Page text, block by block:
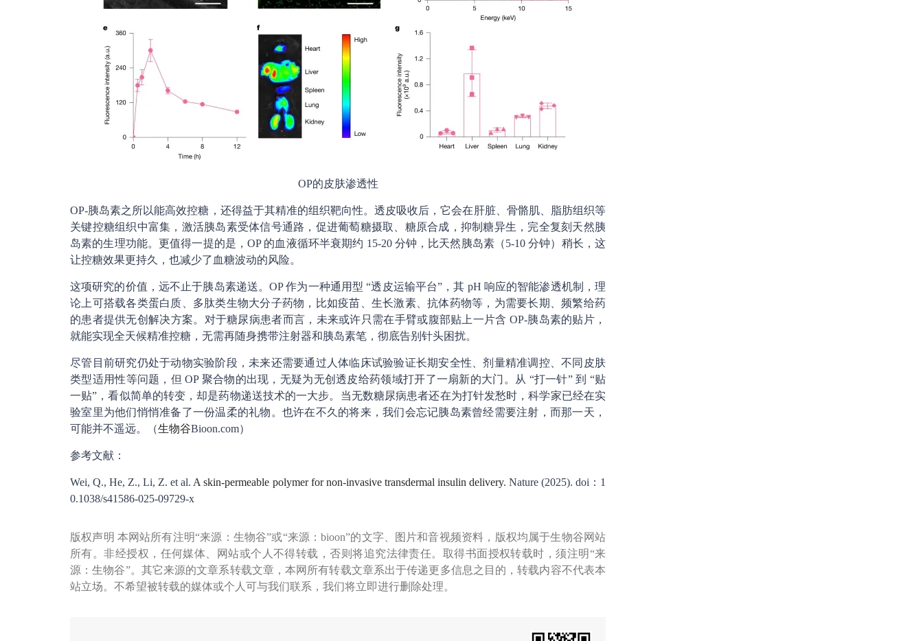
OP的皮肤渗透性
OP-胰岛素之所以能高效控糖，还得益于其精准的组织靶向性。透皮吸收后，它会在肝脏、骨骼肌、脂肪组织等
关键控糖组织中富集，激活胰岛素受体信号通路，促进葡萄糖摄取、糖原合成，抑制糖异生，完全复刻天然胰
岛素的生理功能。更值得一提的是，OP 的血液循环半衰期约 15-20 分钟，比天然胰岛素（5-10 分钟）稍长，这
让控糖效果更持久，也减少了血糖波动的风险。
这项研究的价值，远不止于胰岛素递送。OP 作为一种通用型 “透皮运输平台”，其 pH 响应的智能渗透机制，理
论上可搭载各类蛋白质、多肽类生物大分子药物，比如疫苗、生长激素、抗体药物等，为需要长期、频繁给药
的患者提供无创解决方案。对于糖尿病患者而言，未来或许只需在手臂或腹部贴上一片含 OP-胰岛素的贴片，
就能实现全天候精准控糖，无需再随身携带注射器和胰岛素笔，彻底告别针头困扰。
尽管目前研究仍处于动物实验阶段，未来还需要通过人体临床试验验证长期安全性、剂量精准调控、不同皮肤
类型适用性等问题，但 OP 聚合物的出现，无疑为无创透皮给药领域打开了一扇新的大门。从 “打一针” 到 “贴
一贴”，看似简单的转变，却是药物递送技术的一大步。当无数糖尿病患者还在为打针发愁时，科学家已经在实
验室里为他们悄悄准备了一份温柔的礼物。也许在不久的将来，我们会忘记胰岛素曾经需要注射，而那一天，
可能并不遥远。（生物谷Bioon.com）
参考文献：
Wei, Q., He, Z., Li, Z. et al. A skin-permeable polymer for non-invasive transdermal insulin delivery. Nature (2025). doi：1
0.1038/s41586-025-09729-x
版权声明 本网站所有注明“来源：生物谷”或“来源：bioon”的文字、图片和音视频资料，版权均属于生物谷网站
所有。非经授权，任何媒体、网站或个人不得转载，否则将追究法律责任。取得书面授权转载时，须注明“来
源：生物谷”。其它来源的文章系转载文章，本网所有转载文章系出于传递更多信息之目的，转载内容不代表本
站立场。不希望被转载的媒体或个人可与我们联系，我们将立即进行删除处理。